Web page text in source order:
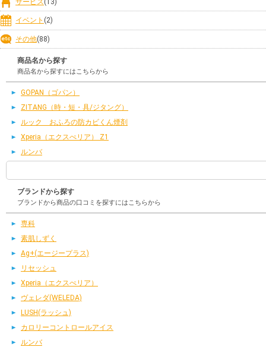
サービス(13)
イベント (2)
その他(88)
商品名から探す
商品名から探すにはこちらから
GOPAN（ゴパン）
ZITANG（時・短・具/ジタング）
ルック おふろの防カビくん煙剤
Xperia（エクスぺリア） Z1
ルンバ
ブランドから探す
ブランドから商品の口コミを探すにはこちらから
専科
素肌しずく
Ag+(エージープラス)
リセッシュ
Xperia（エクスぺリア）
ヴェレダ(WELEDA)
LUSH(ラッシュ)
カロリーコントロールアイス
ルンバ